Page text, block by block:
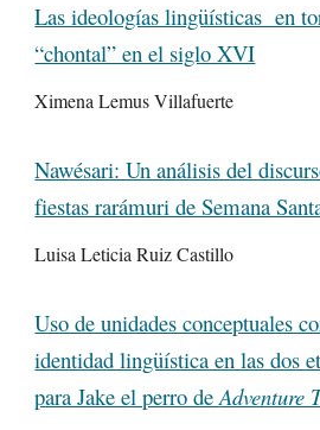
Las ideologías lingüísticas en
“chontal” en el siglo XVI
Ximena Lemus Villafuerte
Nawésari: Un análisis del
fiestas rarámuri de Semana
Luisa Leticia Ruiz Castillo
Uso de unidades conceptuales
identidad lingüística en las dos
para Jake el perro deAdventure